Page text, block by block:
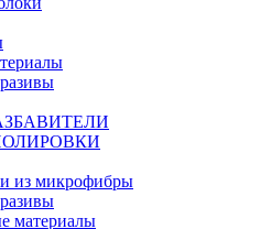
из микрофибры
материалы